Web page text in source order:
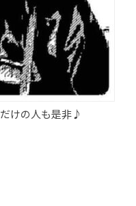
けの人も是非♪